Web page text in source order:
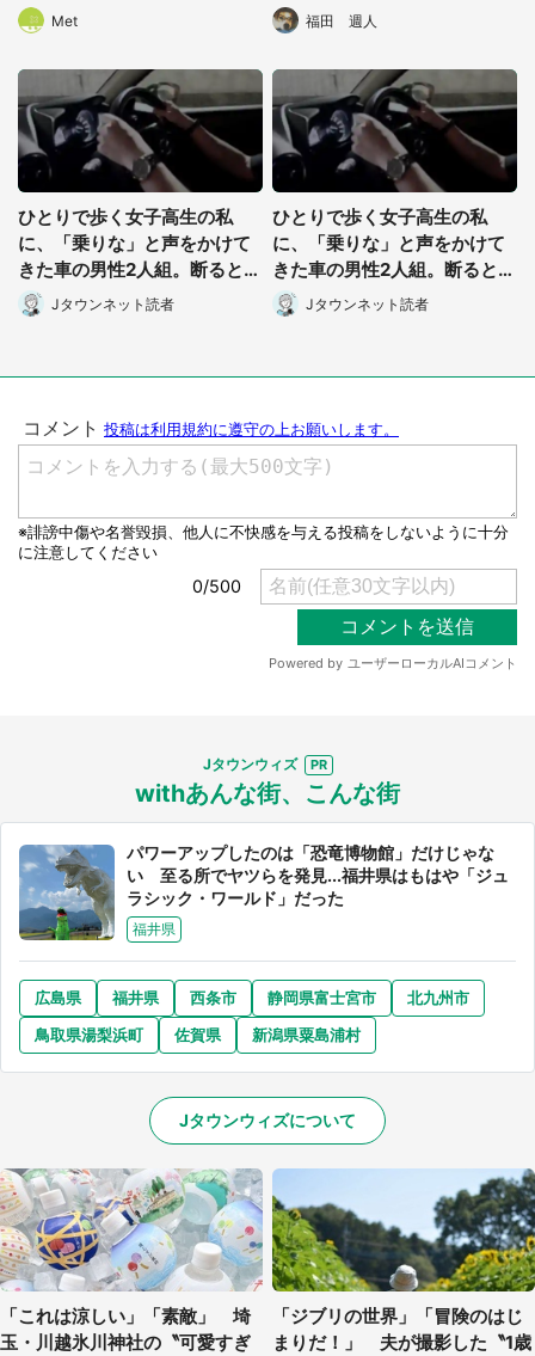
お出迎えに5.4万人もん絶
Met
きたら泣き喚く」
福田 週人
ひとりで歩く女子高生の私
に、「乗りな」と声をかけて
きた車の男性2人組。断ると再
び戻ってきて
Jタウンネット読者
ひとりで歩く女子高生の私
に、「乗りな」と声をかけて
きた車の男性2人組。断ると再
び戻ってきて
Jタウンネット読者
Jタウンウィズ
withあんな街、こんな街
パワーアップしたのは「恐竜博物館」だけじゃな
い 至る所でヤツらを発見...福井県はもはや「ジュ
ラシック・ワールド」だった
福井県
広島県 福井県 西条市 静岡県富士宮市
北九州市
鳥取県湯梨浜町
佐賀県 新潟県粟島浦村
Jタウンウィズについて
「これは涼しい」「素敵」 埼
玉・川越氷川神社の〝可愛すぎ
「ジブリの世界」「冒険のはじ
まりだ！」 夫が撮影した〝1歳